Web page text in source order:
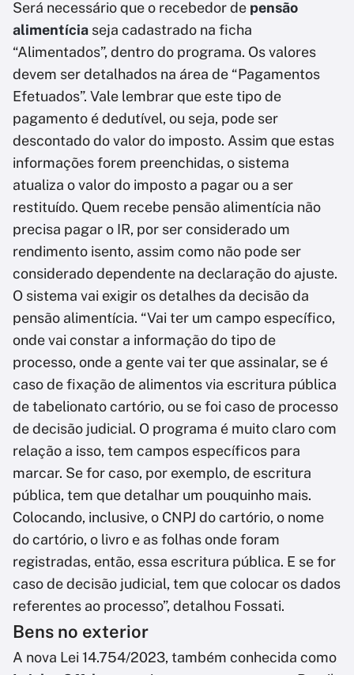
Será necessário que o recebedor de pensão
alimentícia seja cadastrado na ficha
“Alimentados”, dentro do programa. Os valores
devem ser detalhados na área de “Pagamentos
Efetuados”. Vale lembrar que este tipo de
pagamento é dedutível, ou seja, pode ser
descontado do valor do imposto. Assim que estas
informações forem preenchidas, o sistema
atualiza o valor do imposto a pagar ou a ser
restituído. Quem recebe pensão alimentícia não
precisa pagar o IR, por ser considerado um
rendimento isento, assim como não pode ser
considerado dependente na declaração do ajuste.
O sistema vai exigir os detalhes da decisão da
pensão alimentícia. “Vai ter um campo específico,
onde vai constar a informação do tipo de
processo, onde a gente vai ter que assinalar, se é
caso de fixação de alimentos via escritura pública
de tabelionato cartório, ou se foi caso de processo
de decisão judicial. O programa é muito claro com
relação a isso, tem campos específicos para
marcar. Se for caso, por exemplo, de escritura
pública, tem que detalhar um pouquinho mais.
Colocando, inclusive, o CNPJ do cartório, o nome
do cartório, o livro e as folhas onde foram
registradas, então, essa escritura pública. E se for
caso de decisão judicial, tem que colocar os dados
referentes ao processo”, detalhou Fossati.
Bens no exterior
A nova Lei 14.754/2023, também conhecida como